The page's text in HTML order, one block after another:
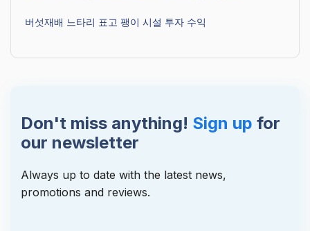
버섯재배 느타리 표고 팽이 시설 투자 수익
Don't miss anything! Sign up for
our newsletter
Always up to date with the latest news,
promotions and reviews.